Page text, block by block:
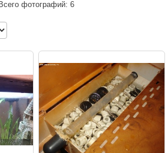
Всего фотографий: 6